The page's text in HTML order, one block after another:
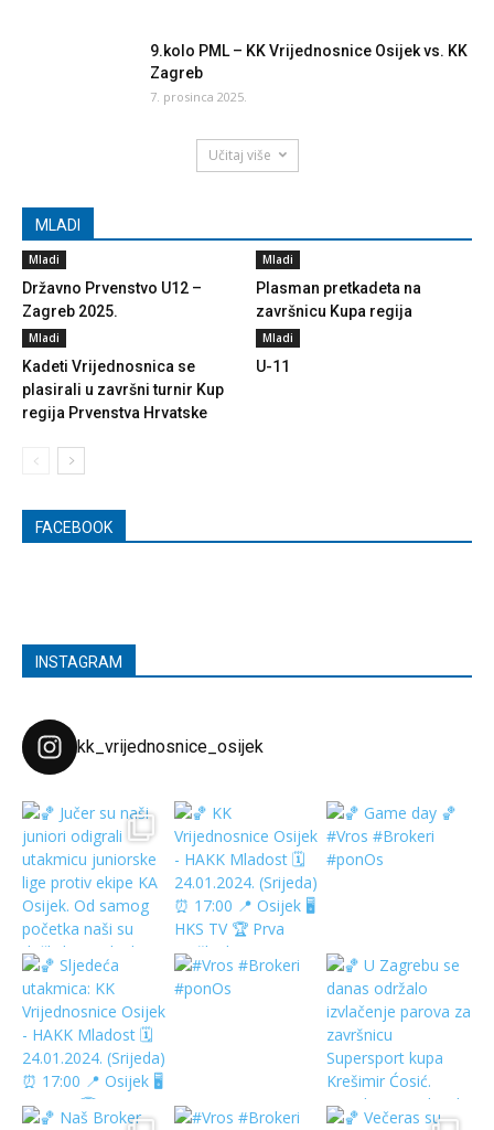
9.kolo PML – KK Vrijednosnice Osijek vs. KK
Zagreb
7. prosinca 2025.
Učitaj više
MLADI
Mladi
Državno Prvenstvo U12 –
Zagreb 2025.
Mladi
Plasman pretkadeta na
završnicu Kupa regija
Mladi
Kadeti Vrijednosnica se
plasirali u završni turnir Kup
regija Prvenstva Hrvatske
Mladi
U-11
FACEBOOK
INSTAGRAM
kk_vrijednosnice_osijek